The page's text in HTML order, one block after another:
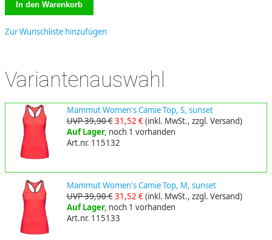
Zur Wunschliste hinzufügen
Variantenauswahl
Mammut Women's Camie Top, S, sunset
UVP 39,90 €31,52 €(inkl. MwSt., zzgl. Versand)
Auf Lager, noch 1 vorhanden
Art.nr. 115132
Mammut Women's Camie Top, M, sunset
UVP 39,90 €31,52 €(inkl. MwSt., zzgl. Versand)
Auf Lager, noch 1 vorhanden
Art.nr. 115133